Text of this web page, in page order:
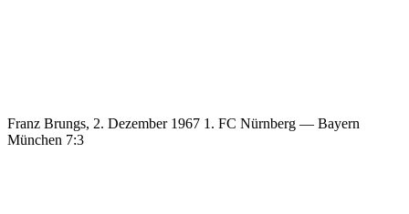
Franz Brungs, 2. Dezember 1967 1. FC Nürnberg — Bayern
München 7:3